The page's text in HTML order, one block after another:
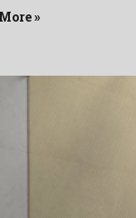
»